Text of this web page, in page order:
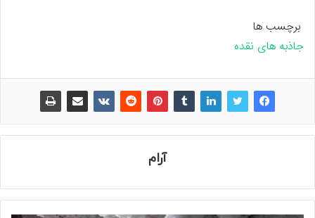
برچسب ها
جاذبه های نقده
آرام